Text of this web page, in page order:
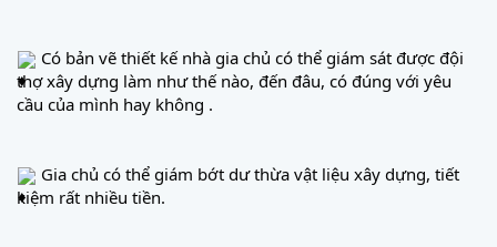
Có bản vẽ thiết kế nhà gia chủ có thể giám sát được đội
thợ xây dựng làm như thế nào, đến đâu, có đúng với yêu
cầu của mình hay không .
Gia chủ có thể giám bớt dư thừa vật liệu xây dựng, tiết
kiệm rất nhiều tiền.